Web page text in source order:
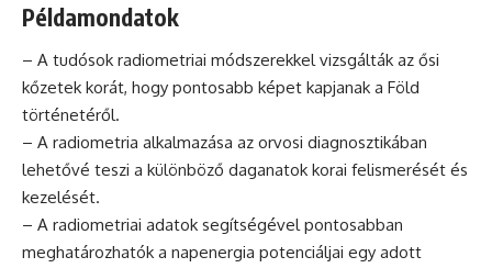
Példamondatok
– A tudósok radiometriai módszerekkel vizsgálták az ősi
kőzetek korát, hogy pontosabb képet kapjanak a Föld
történetéről.
– A radiometria alkalmazása az orvosi diagnosztikában
lehetővé teszi a különböző daganatok korai felismerését és
kezelését.
– A radiometriai adatok segítségével pontosabban
meghatározhatók a napenergia potenciáljai egy adott